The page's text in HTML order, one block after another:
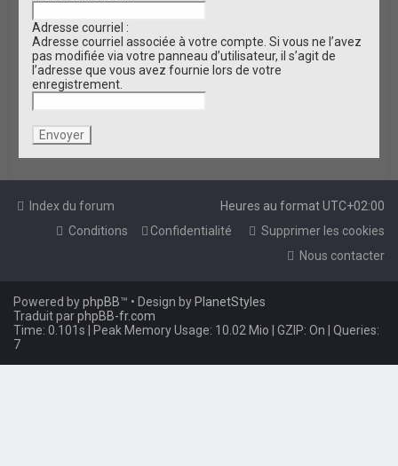
Adresse courriel :
Adresse courriel associée à votre compte. Si vous ne l’avez
pas modifiée via votre panneau d’utilisateur, il s’agit de
l’adresse que vous avez fournie lors de votre
enregistrement.
Index du forum Heures au formatUTC+02:00
Supprimer les cookies
Confidentialité
Conditions
Nous contacter
Powered byphpBB™ • Design byPlanetStyles
Traduit parphpBB-fr.com
Time: 0.101s | Peak Memory Usage: 10.02 Mio | GZIP: On | Queries:
7